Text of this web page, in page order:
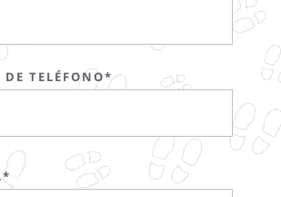
DE TELÉFONO*